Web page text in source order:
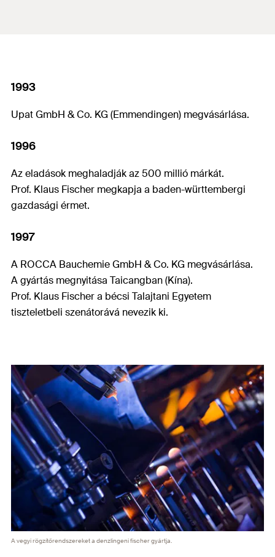
1993
Upat GmbH & Co. KG (Emmendingen) megvásárlása.
1996
Az eladások meghaladják az 500 millió márkát.
Prof. Klaus Fischer megkapja a baden-württembergi
gazdasági érmet.
1997
A ROCCA Bauchemie GmbH & Co. KG megvásárlása.
A gyártás megnyitása Taicangban (Kína).
Prof. Klaus Fischer a bécsi Talajtani Egyetem
tiszteletbeli szenátorává nevezik ki.
A vegyi rögzítőrendszereket a denzlingeni fischer gyártja.